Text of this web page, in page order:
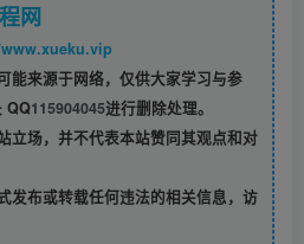
网
能来源于网络，仅供大家学习与参
QQ115904045进行删除处理。
立场，并不代表本站赞同其观点和对
发布或转载任何违法的相关信息，访